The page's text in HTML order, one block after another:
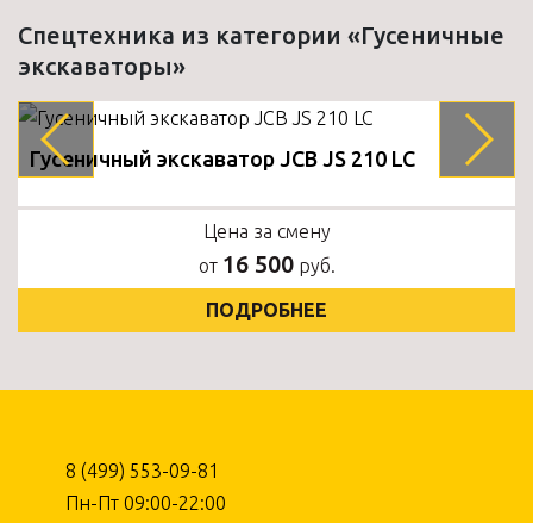
Спецтехника из категории «Гусеничные
экскаваторы»
Гусеничный экскаватор JCB JS 210 LC
Цена за смену
от 16 500руб.
ПОДРОБНЕЕ
8 (499) 553-09-81
Пн-Пт 09:00-22:00